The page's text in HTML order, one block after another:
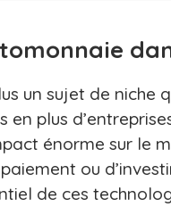
un sujet de niche
en plus
énorme sur le
ou
de ces